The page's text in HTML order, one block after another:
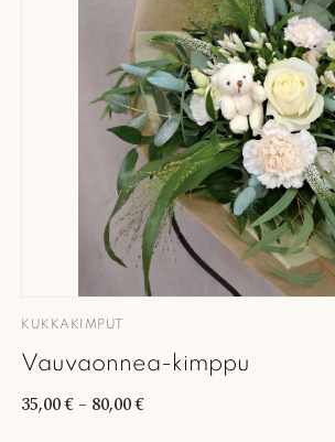
KUKKAKIMPUT
Vauvaonnea-kimppu
35,00€– 80,00€